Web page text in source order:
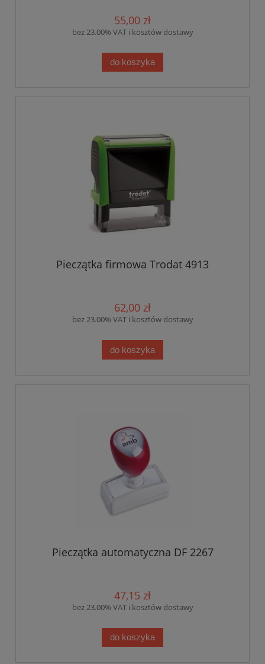
55,00 zł
bez 23.00% VAT i kosztów dostawy
do koszyka
Pieczątka firmowa Trodat 4913
62,00 zł
bez 23.00% VAT i kosztów dostawy
do koszyka
Pieczątka automatyczna DF 2267
47,15 zł
bez 23.00% VAT i kosztów dostawy
do koszyka